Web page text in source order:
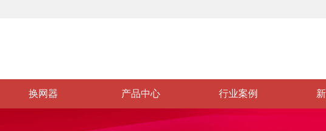
换网器 产品中心 行业案例